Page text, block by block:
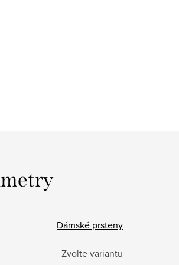
Dámské prsteny
Zvolte variantu